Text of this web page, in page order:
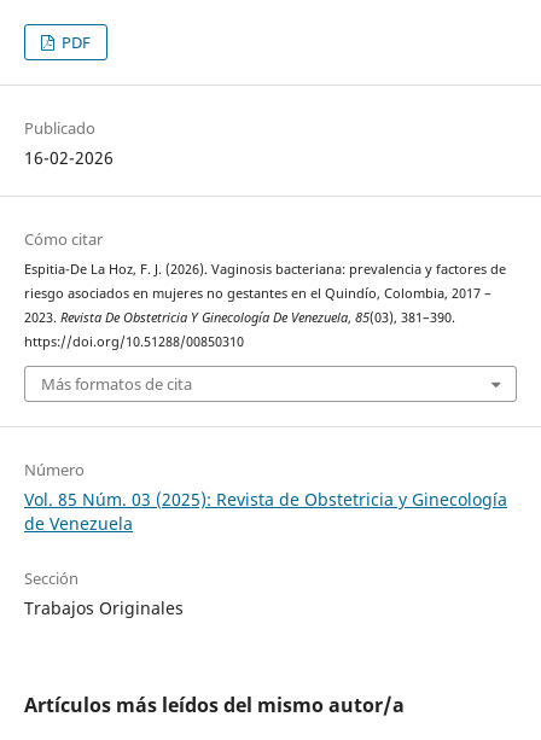
PDF
Publicado
16-02-2026
Cómo citar
Espitia-De La Hoz, F. J. (2026). Vaginosis bacteriana: prevalencia y factores de
riesgo asociados en mujeres no gestantes en el Quindío, Colombia, 2017 –
2023. Revista De Obstetricia Y Ginecología De Venezuela, 85(03), 381–390.
https://doi.org/10.51288/00850310
Más formatos de cita
Número
Vol. 85 Núm. 03 (2025): Revista de Obstetricia y Ginecología
de Venezuela
Sección
Trabajos Originales
Artículos más leídos del mismo autor/a